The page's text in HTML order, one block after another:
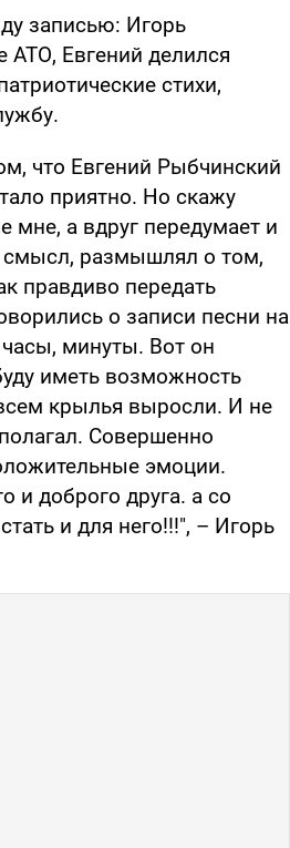
записью: Игорь
Евгений делился
стихи,
что Евгений Рыбчинский
приятно. Но скажу
мне, а вдруг передумает и
смысл, размышлял о том,
правдиво передать
о записи песни на
минуты. Вот он
иметь возможность
крылья выросли. И не
Совершенно
эмоции.
и доброго друга. а со
и для него!!!", – Игорь